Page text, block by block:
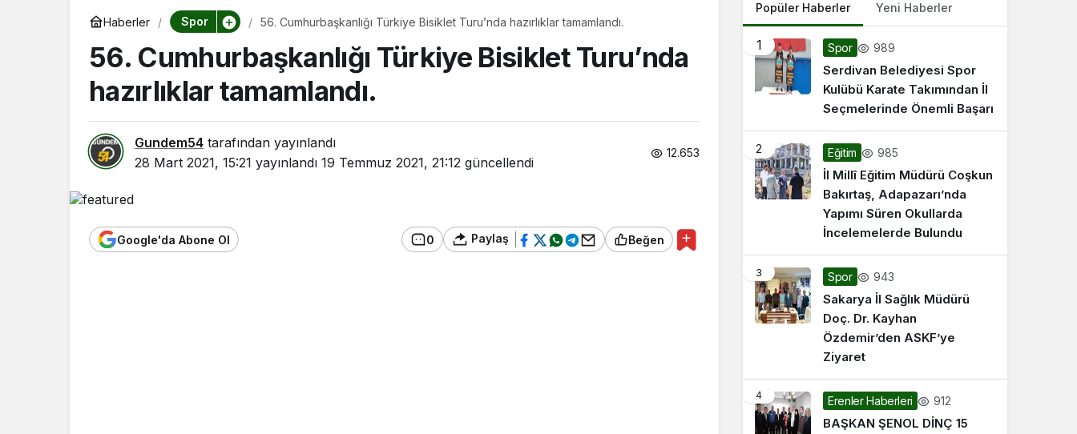
Haberler Spor 56. Cumhurbaşkanlığı Türkiye Bisiklet Turu’nda hazırlıklar tamamlandı.
56. Cumhurbaşkanlığı Türkiye Bisiklet Turu’nda
hazırlıklar tamamlandı.
Gundem54 tarafından yayınlandı
28 Mart 2021, 15:21 yayınlandı 19 Temmuz 2021, 21:12 güncellendi
12.653
Google'da Abone Ol 0 Paylaş Beğen
Popüler Haberler Yeni Haberler
1 Spor 989
Serdivan Belediyesi Spor
Kulübü Karate Takımından İl
Seçmelerinde Önemli Başarı
2 Eğitim 985
İl Millî Eğitim Müdürü Coşkun
Bakırtaş, Adapazarı’nda
Yapımı Süren Okullarda
İncelemelerde Bulundu
3 Spor 943
Sakarya İl Sağlık Müdürü
Doç. Dr. Kayhan
Özdemir’den ASKF’ye
Ziyaret
4 Erenler Haberleri 912
BAŞKAN ŞENOL DİNÇ 15